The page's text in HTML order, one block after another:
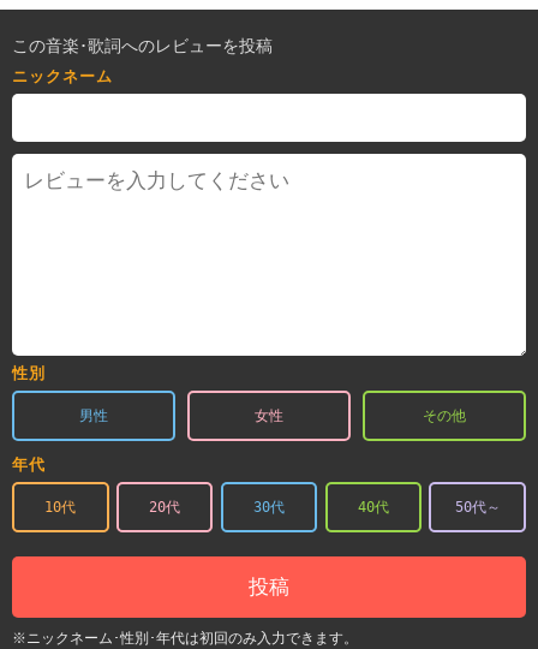
この音楽･歌詞へのレビューを投稿
ニックネーム
性別
男性 女性 その他
年代
10代 20代 30代 40代 50代～
投稿
※ニックネーム･性別･年代は初回のみ入力できます。